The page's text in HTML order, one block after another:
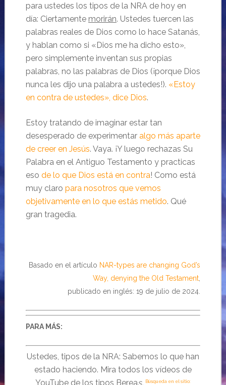
para ustedes los tipos de la NRA de hoy en
día: Ciertamente morirán. Ustedes tuercen las
palabras reales de Dios como lo hace Satanás,
y hablan como si «Dios me ha dicho esto»,
pero simplemente inventan sus propias
palabras, no las palabras de Dios (¡porque Dios
nunca les dijo una palabra a ustedes!). «Estoy
en contra de ustedes», dice Dios.
Estoy tratando de imaginar estar tan
desesperado de experimentar algo más aparte
de creer en Jesús. Vaya. ¡Y luego rechazas Su
Palabra en el Antiguo Testamento y practicas
eso de lo que Dios está en contra! Como está
muy claro para nosotros que vemos
objetivamente en lo que estás metido. Qué
gran tragedia.
Basado en el artículo NAR-types are changing God’s
Way, denying the Old Testament
publicado en inglés: 19 de julio de 2024.
PARA MÁS:
Ustedes, tipos de la NRA: Sabemos lo que han
estado haciendo. Mira todos los vídeos de
YouTube de los tipos Bereas. Búsqueda en el sitio: